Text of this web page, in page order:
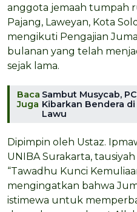
anggota jemaah tumpah
Pajang, Laweyan, Kota
mengikuti Pengajian
bulanan yang telah
sejak lama.
Baca
Juga
Sambut Musycab,
Kibarkan Bendera
Lawu
Dipimpin oleh Ustaz.
UNIBA Surakarta,
“Tawadhu Kunci
mengingatkan bahwa
istimewa untuk